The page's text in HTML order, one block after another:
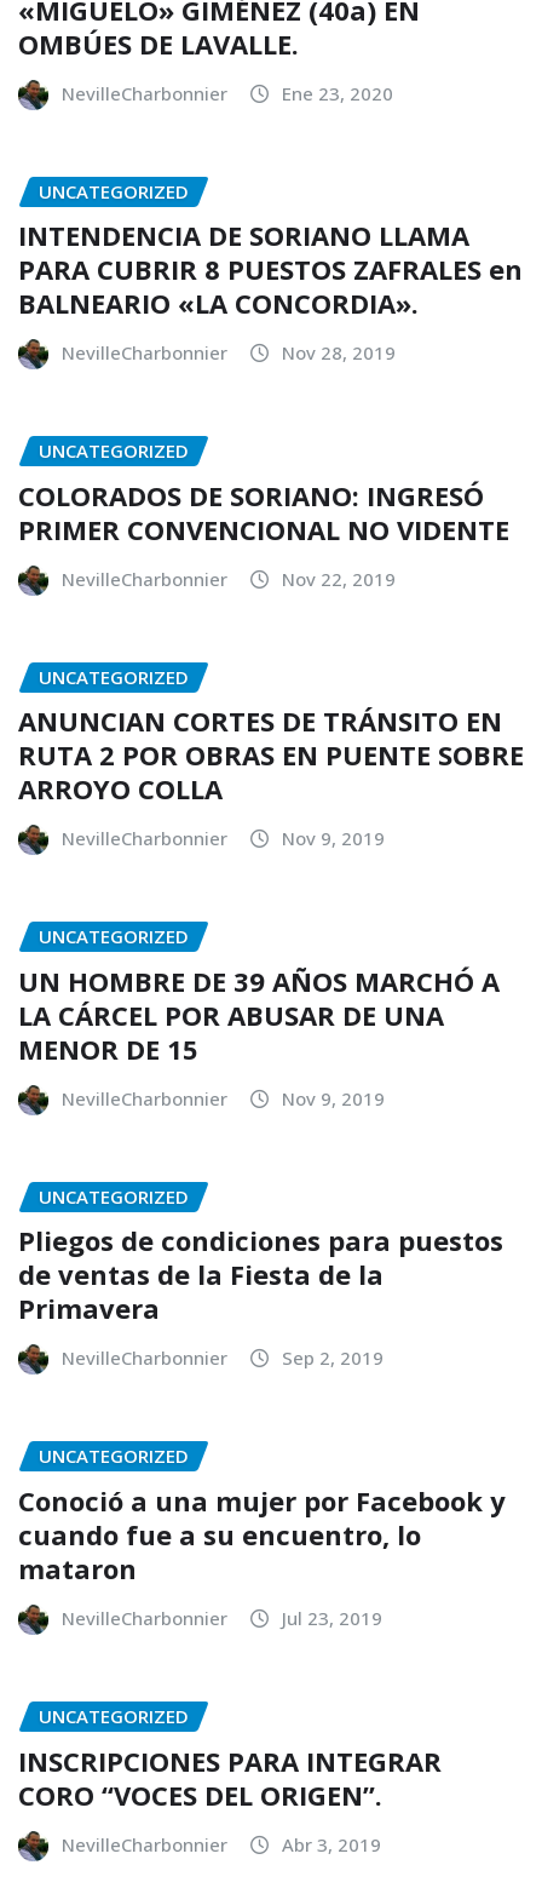
«MIGUELO» GIMÉNEZ (40a) EN
OMBÚES DE LAVALLE.
NevilleCharbonnier Ene 23, 2020
UNCATEGORIZED
INTENDENCIA DE SORIANO LLAMA
PARA CUBRIR 8 PUESTOS ZAFRALES en
BALNEARIO «LA CONCORDIA».
NevilleCharbonnier Nov 28, 2019
UNCATEGORIZED
COLORADOS DE SORIANO: INGRESÓ
PRIMER CONVENCIONAL NO VIDENTE
NevilleCharbonnier Nov 22, 2019
UNCATEGORIZED
ANUNCIAN CORTES DE TRÁNSITO EN
RUTA 2 POR OBRAS EN PUENTE SOBRE
ARROYO COLLA
NevilleCharbonnier Nov 9, 2019
UNCATEGORIZED
UN HOMBRE DE 39 AÑOS MARCHÓ A
LA CÁRCEL POR ABUSAR DE UNA
MENOR DE 15
NevilleCharbonnier Nov 9, 2019
UNCATEGORIZED
Pliegos de condiciones para puestos
de ventas de la Fiesta de la
Primavera
NevilleCharbonnier Sep 2, 2019
UNCATEGORIZED
Conoció a una mujer por Facebook y
cuando fue a su encuentro, lo
mataron
NevilleCharbonnier Jul 23, 2019
UNCATEGORIZED
INSCRIPCIONES PARA INTEGRAR
CORO “VOCES DEL ORIGEN”.
NevilleCharbonnier Abr 3, 2019